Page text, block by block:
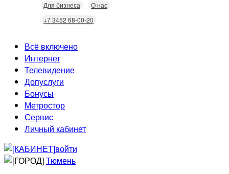
Для бизнеса
О нас
+7 3452 68-00-20
Всё включено
Интернет
Скорость
Безопасность
Wi-Fi
Технологии
Телевидение
Кабельное ТВ
Интерактивное ТВ
Допуслуги
Видеонаблюдение
Домофония
Бонусы
Статусы
Бонусы
Скидки
Метростор
Сервис
Неисправности
Домовые сети
Личный кабинет
войти
Тюмень